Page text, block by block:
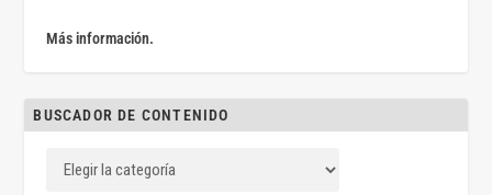
Más información.
BUSCADOR DE CONTENIDO